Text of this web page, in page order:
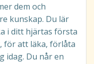
dem och
kunskap. Du lär
i ditt hjärtas första
för att läka, förlåta
idag. Du når en